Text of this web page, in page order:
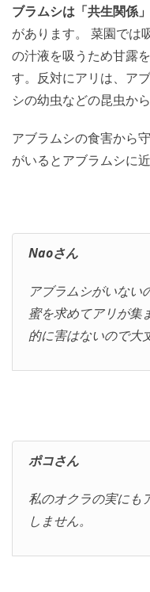
ブラムシは「共生関係」
があります。 菜園では
の汁液を吸うため甘露
す。反対にアリは、ア
シの幼虫などの昆虫か
アブラムシの食害から
がいるとアブラムシに近
Naoさん
アブラムシがいない
蜜を求めてアリが集
的に害はないので大
ポコさん
私のオクラの実にも
しません。